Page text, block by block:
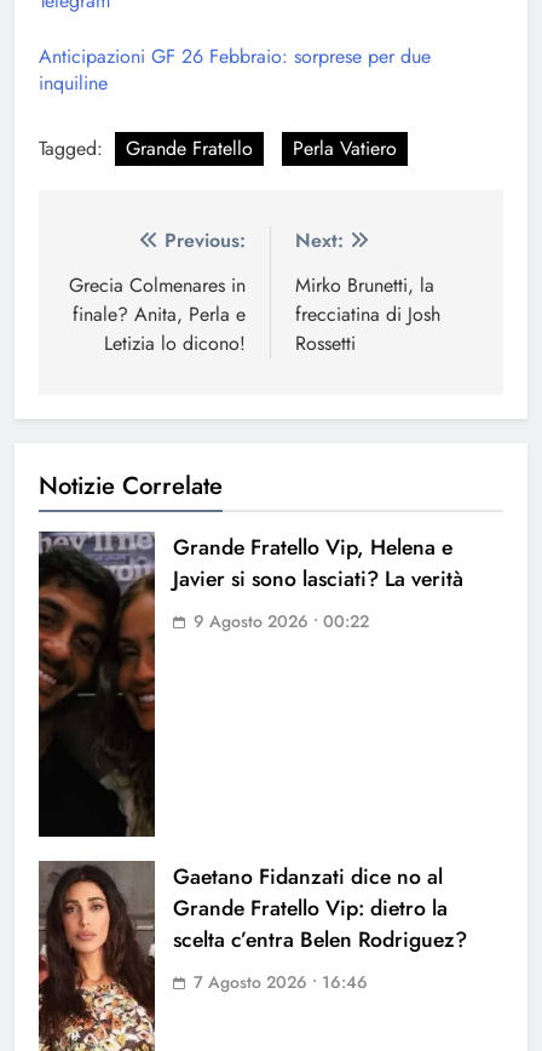
Anticipazioni GF 26 Febbraio: sorprese per due
inquiline
Tagged: Grande Fratello Perla Vatiero
Navigazione
articoli
Previous:
Grecia Colmenares in
finale? Anita, Perla e
Letizia lo dicono!
Next:
Mirko Brunetti, la
frecciatina di Josh
Rossetti
Notizie Correlate
Grande Fratello Vip, Helena e
Javier si sono lasciati? La verità
9 Agosto 2026 • 00:22
Gaetano Fidanzati dice no al
Grande Fratello Vip: dietro la
scelta c’entra Belen Rodriguez?
7 Agosto 2026 • 16:46